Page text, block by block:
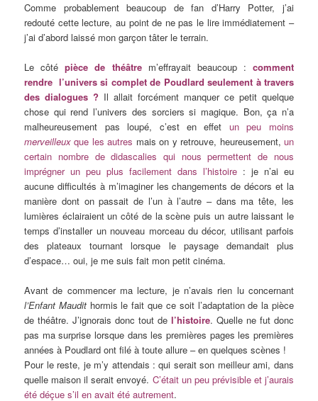
Comme probablement beaucoup de fan d’Harry Potter, j’ai
redouté cette lecture, au point de ne pas le lire immédiatement –
j’ai d’abord laissé mon garçon tâter le terrain.
Le côtépièce de théâtrem’effrayait beaucoup : comment
rendre l’univers si complet de Poudlard seulement à travers
des dialogues ? Il allait forcément manquer ce petit quelque
chose qui rend l’univers des sorciers si magique. Bon, ça n’a
malheureusement pas loupé, c’est en effet un peu moins
merveilleux que les autres mais on y retrouve, heureusement, un
certain nombre de didascalies qui nous permettent de nous
imprégner un peu plus facilement dans l’histoire : je n’ai eu
aucune difficultés à m’imaginer les changements de décors et la
manière dont on passait de l’un à l’autre – dans ma tête, les
lumières éclairaient un côté de la scène puis un autre laissant le
temps d’installer un nouveau morceau du décor, utilisant parfois
des plateaux tournant lorsque le paysage demandait plus
d’espace… oui, je me suis fait mon petit cinéma.
Avant de commencer ma lecture, je n’avais rien lu concernant
l’Enfant Maudithormis le fait que ce soit l’adaptation de la pièce
de théâtre. J’ignorais donc tout de l’histoire. Quelle ne fut donc
pas ma surprise lorsque dans les premières pages les premières
années à Poudlard ont filé à toute allure – en quelques scènes !
Pour le reste, je m’y attendais : qui serait son meilleur ami, dans
quelle maison il serait envoyé. C’était un peu prévisible et j’aurais
été déçue s’il en avait été autrement.